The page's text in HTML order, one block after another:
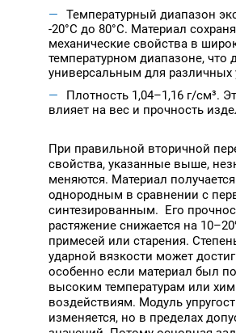
Температурный диапазон
-20°C до 80°C. Материал
механические свойства в
температурном диапазоне, что
универсальным для различных
Плотность 1,04–1,16 г/см³.
влияет на вес и прочность
При правильной вторичной
свойства, указанные выше,
меняются. Материал
однородным в сравнении с
синтезированным. Его
растяжение снижается на
примесей или старения.
ударной вязкости может
особенно если материал был
высоким температурам или
воздействиям. Модуль
изменяется, но в пределах